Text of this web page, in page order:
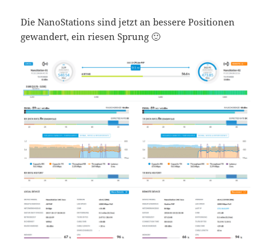
Die NanoStations sind jetzt an bessere Positionen
gewandert, ein riesen Sprung 🙂